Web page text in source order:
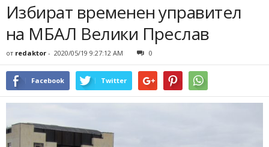
Избират временен управител
на МБАЛ Велики Преслав
от redaktor - 2020/05/19 9:27:12 AM 0
Facebook Twitter